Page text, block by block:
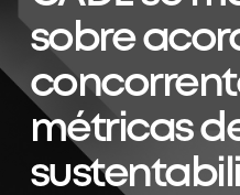
sobre
métricas